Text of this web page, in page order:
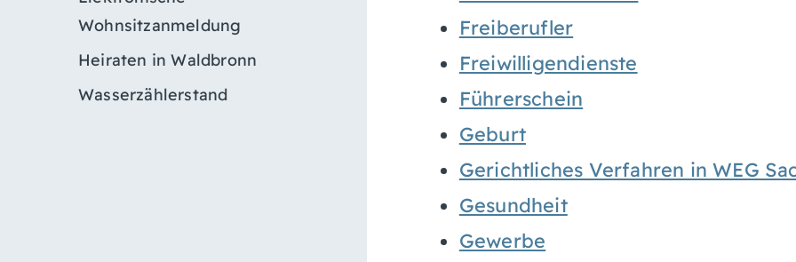
Wohnsitzanmeldung
Heiraten in Waldbronn
Wasserzählerstand
Freiberufler
Freiwilligendienste
Führerschein
Geburt
Gerichtliches Verfahren in WEG
Gesundheit
Gewerbe